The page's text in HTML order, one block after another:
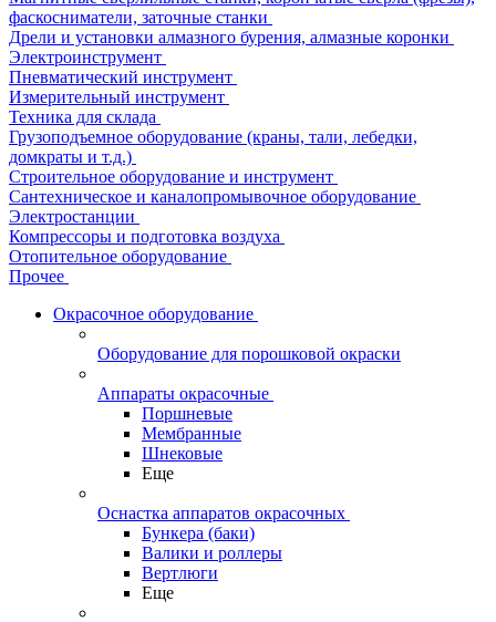
фаскосниматели, заточные станки
Дрели и установки алмазного бурения, алмазные коронки
Электроинструмент
Пневматический инструмент
Измерительный инструмент
Техника для склада
Грузоподъемное оборудование (краны, тали, лебедки,
домкраты и т.д.)
Строительное оборудование и инструмент
Сантехническое и каналопромывочное оборудование
Электростанции
Компрессоры и подготовка воздуха
Отопительное оборудование
Прочее
Окрасочное оборудование
Оборудование для порошковой окраски
Аппараты окрасочные
Поршневые
Мембранные
Шнековые
Еще
Оснастка аппаратов окрасочных
Бункера (баки)
Валики и роллеры
Вертлюги
Еще